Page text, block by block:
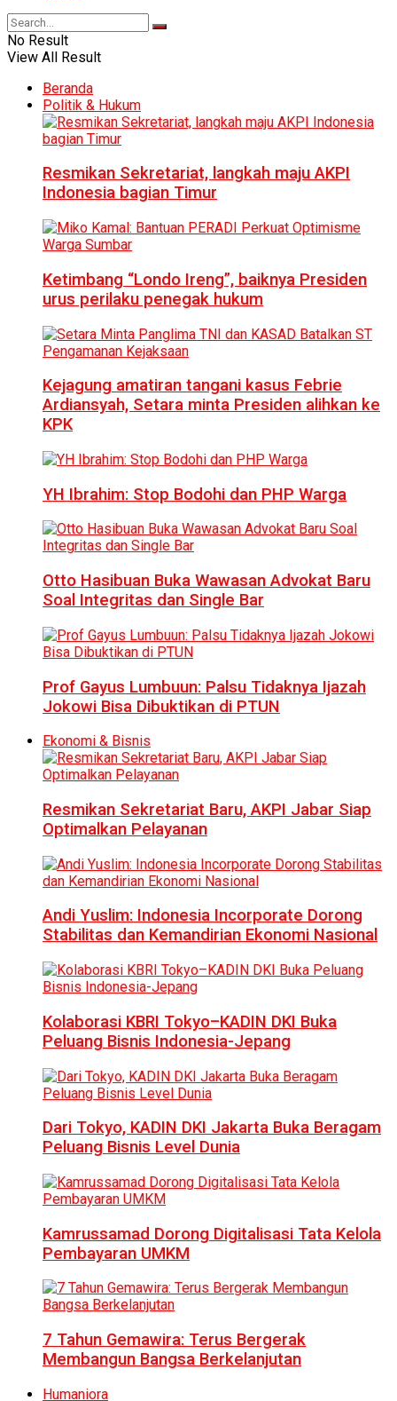
No Result
View All Result
Beranda
Politik & Hukum
Resmikan Sekretariat, langkah maju AKPI
Indonesia bagian Timur
Ketimbang “Londo Ireng”, baiknya Presiden
urus perilaku penegak hukum
Kejagung amatiran tangani kasus Febrie
Ardiansyah, Setara minta Presiden alihkan ke
KPK
YH Ibrahim: Stop Bodohi dan PHP Warga
Otto Hasibuan Buka Wawasan Advokat Baru
Soal Integritas dan Single Bar
Prof Gayus Lumbuun: Palsu Tidaknya Ijazah
Jokowi Bisa Dibuktikan di PTUN
Ekonomi & Bisnis
Resmikan Sekretariat Baru, AKPI Jabar Siap
Optimalkan Pelayanan
Andi Yuslim: Indonesia Incorporate Dorong
Stabilitas dan Kemandirian Ekonomi Nasional
Kolaborasi KBRI Tokyo–KADIN DKI Buka
Peluang Bisnis Indonesia-Jepang
Dari Tokyo, KADIN DKI Jakarta Buka Beragam
Peluang Bisnis Level Dunia
Kamrussamad Dorong Digitalisasi Tata Kelola
Pembayaran UMKM
7 Tahun Gemawira: Terus Bergerak
Membangun Bangsa Berkelanjutan
Humaniora